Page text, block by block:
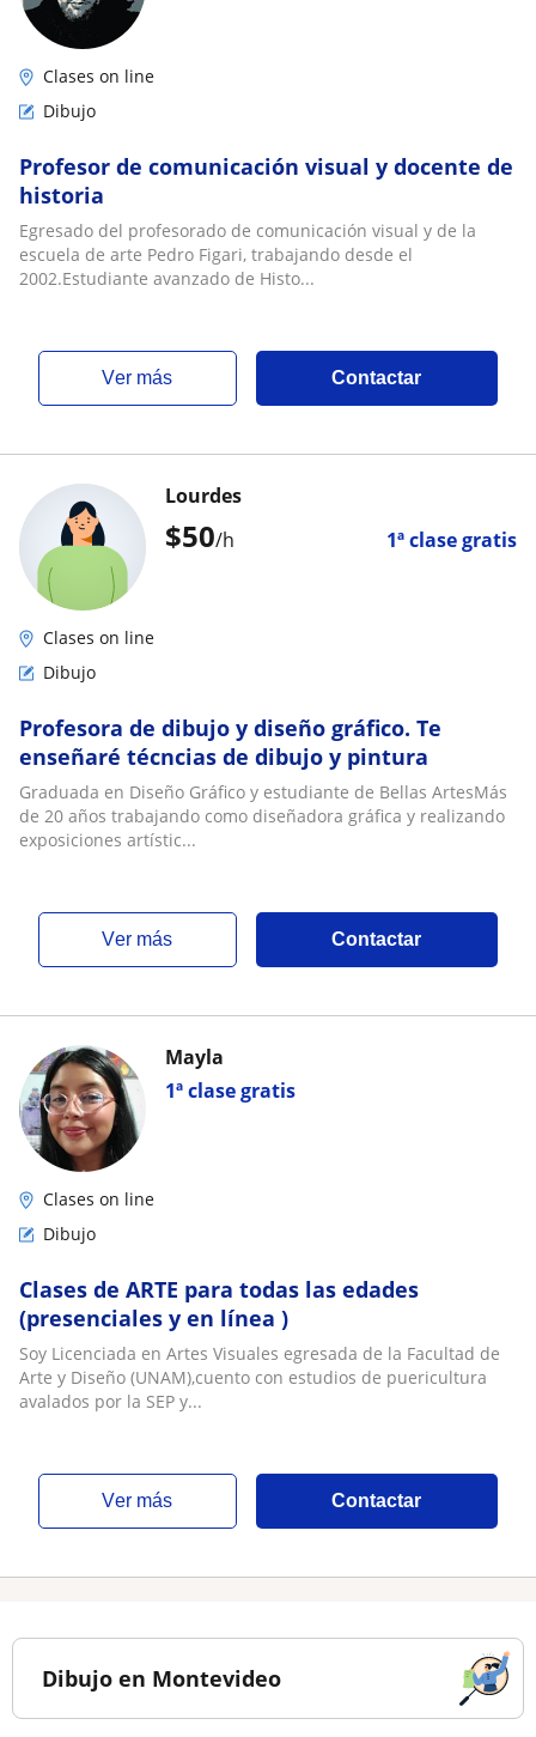
Clases on line
Dibujo
Profesor de comunicación visual y docente de
historia
Egresado del profesorado de comunicación visual y de la
escuela de arte Pedro Figari, trabajando desde el
2002.Estudiante avanzado de Histo...
ver más Contactar
$50/h 1ª clase gratis
Lourdes
Clases on line
Dibujo
Profesora de dibujo y diseño gráfico. Te
enseñaré técncias de dibujo y pintura
Graduada en Diseño Gráfico y estudiante de Bellas ArtesMás
de 20 años trabajando como diseñadora gráfica y realizando
exposiciones artístic...
ver más Contactar
1ª clase gratis
Mayla
Clases on line
Dibujo
Clases de ARTE para todas las edades
(presenciales y en línea )
Soy Licenciada en Artes Visuales egresada de la Facultad de
Arte y Diseño (UNAM),cuento con estudios de puericultura
avalados por la SEP y...
ver más Contactar
Dibujo en Montevideo